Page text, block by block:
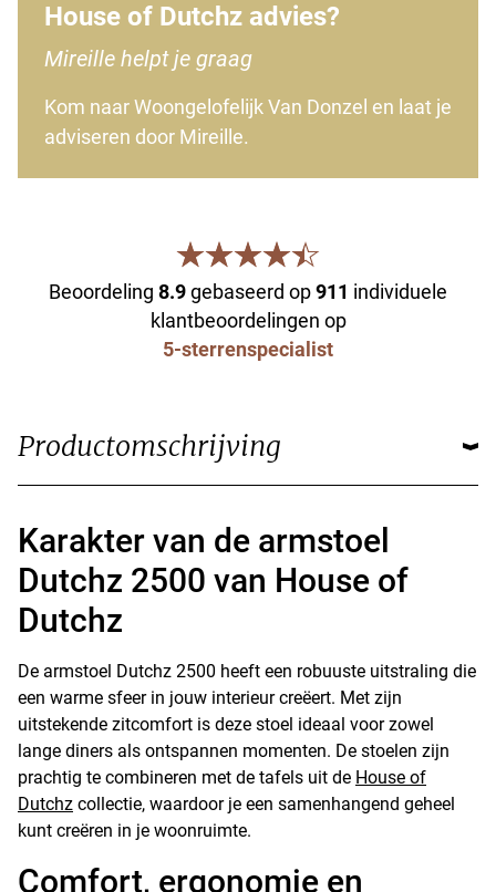
House of Dutchz advies?
Mireille helpt je graag
Kom naar Woongelofelijk Van Donzel en laat je
adviseren door Mireille.
Beoordeling 8.9gebaseerd op911 individuele
klantbeoordelingen op
5-sterrenspecialist
Productomschrijving
Karakter van de armstoel
Dutchz 2500 van House of
Dutchz
De armstoel Dutchz 2500 heeft een robuuste uitstraling die
een warme sfeer in jouw interieur creëert. Met zijn
uitstekende zitcomfort is deze stoel ideaal voor zowel
lange diners als ontspannen momenten. De stoelen zijn
prachtig te combineren met de tafels uit de House of
Dutchz collectie, waardoor je een samenhangend geheel
kunt creëren in je woonruimte.
Comfort, ergonomie en